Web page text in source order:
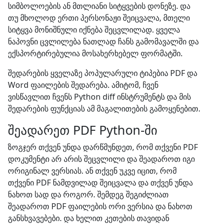
სიმბოლოების ან მთლიანი სიტყვების დონეზე. და
თუ მხოლოდ ერთი პერსონაჟი შეიცვალა, მთელი
სიტყვა მონიშნული იქნება შეცვლილად. ყველა
ნაპოვნი ცვლილება ნათლად ჩანს გამომავალში და
ექსპორტირებულია მოსახერხებელ ფორმატში.
შედარების ყველაზე პოპულარული ტიპებია PDF და
Word ფაილების შედარება. ამიტომ, ჩვენ
ვისწავლით ჩვენს Python diff ინსტრუმენტს და მის
შედარების ფუნქციას ამ მაგალითების გამოყენებით.
შეადარეთ PDF Python-ში
ზოგჯერ თქვენ უნდა დარწმუნდეთ, რომ თქვენი PDF
დოკუმენტი არ არის შეცვლილი და შეადაროთ იგი
ორიგინალ ვერსიას. ან თქვენ უკვე იცით, რომ
თქვენი PDF ნამდვილად შეიცვალა და თქვენ უნდა
ნახოთ სად და როგორ. შემდეგ შეგიძლიათ
შეადაროთ PDF ფაილების ორი ვერსია და ნახოთ
განსხვავებები. და ხელით კეთების თავიდან